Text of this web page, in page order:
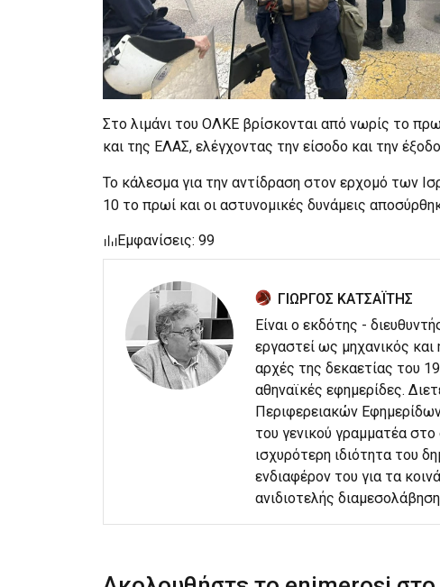
Στο λιμάνι του ΟΛΚΕ βρίσκονται από νωρίς το
και της ΕΛΑΣ, ελέγχοντας την είσοδο και την
Το κάλεσμα για την αντίδραση στον ερχομό των
10 το πρωί και οι αστυνομικές δυνάμεις
Εμφανίσεις: 99
ΓΙΩΡΓΟΣ ΚΑΤΣΑΪΤΗΣ
Είναι ο εκδότης -
εργαστεί ως μηχανικός
αρχές της δεκαετίας του
αθηναϊκές εφημερίδες.
Περιφερειακών
του γενικού γραμματέα
ισχυρότερη ιδιότητα του
ενδιαφέρον του για τα
ανιδιοτελής